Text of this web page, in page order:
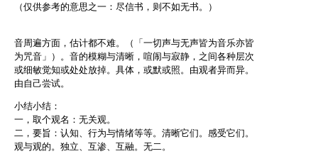
（仅供参考的意思之一：尽信书，则不如无书。）
音周遍方面，估计都不难。（「一切声与无声皆为音乐亦皆
为咒音」）。音的模糊与清晰，喧闹与寂静，之间各种层次
或细敏觉知或处处放掉。具体，或默或照。由观者异而异。
由自己尝试。
小结小结：
一，取个观名：无关观。
二，要旨：认知、行为与情绪等等。清晰它们。感受它们。
观与观的。独立、互渗、互融。无二。